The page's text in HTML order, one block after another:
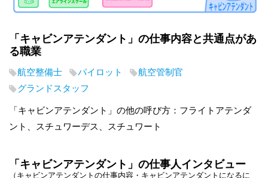
「キャビンアテンダント」の仕事内容と共通点があ
る職業
航空整備士 パイロット
航空管制官
グランドスタッフ
「キャビンアテンダント」の他の呼び方：フライトアテンダ
ント、スチュワーデス、スチュワート
「キャビンアテンダント」の仕事人インタビュー
（キャビンアテンダントの仕事内容・キャビンアテンダントになるに